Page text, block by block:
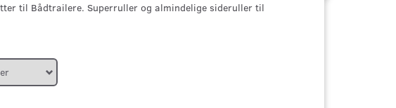
til Bådtrailere. Superruller og almindelige sideruller til